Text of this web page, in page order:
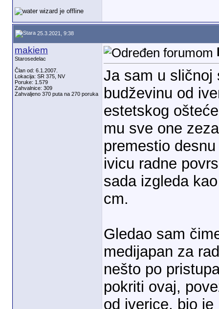
25.3.2021, 9:38
makiem
Starosedelac
Član od: 6.1.2007.
Lokacija: SR 375, NV
Poruke: 1.579
Zahvalnice: 309
Zahvaljeno 370 puta na 270 poruka
Ja sam u sličnoj
budževinu od
estetskog
mu sve one
premestio
ivicu radne
sada izgleda
cm.
Gledao sam
medijapan za
nešto po
pokriti ovaj,
od iverice, bio